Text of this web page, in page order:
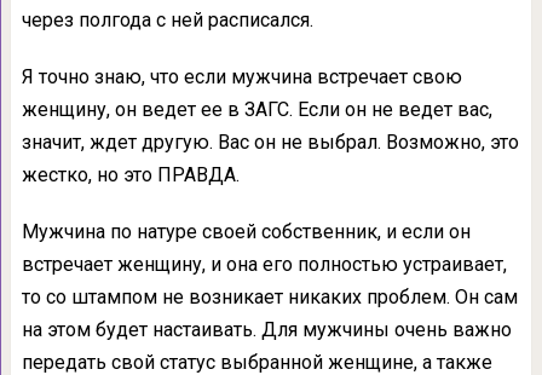
через полгода с ней расписался.
Я точно знаю, что если мужчина встречает свою
женщину, он ведет ее в ЗАГС. Если он не ведет вас,
значит, ждет другую. Вас он не выбрал. Возможно, это
жестко, но это ПРАВДА.
Мужчина по натуре своей собственник, и если он
встречает женщину, и она его полностью устраивает,
то со штампом не возникает никаких проблем. Он сам
на этом будет настаивать. Для мужчины очень важно
передать свой статус выбранной женщине, а также